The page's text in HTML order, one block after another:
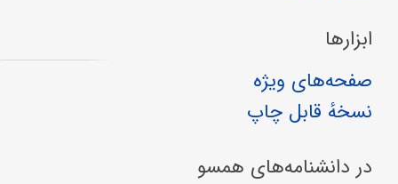
ابزارها
صفحه‌های ویژه
نسخهٔ قابل چاپ
در دانشنامه‌های همسو